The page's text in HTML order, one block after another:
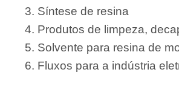
Síntese de resina
Produtos de limpeza,
Solvente para resina de
Fluxos para a indústria